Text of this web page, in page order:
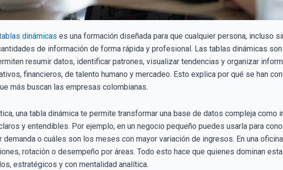
dinámicas es una formación diseñada para que cualquier persona, incluso
de información de forma rápida y profesional. Las tablas dinámicas
resumir datos, identificar patrones, visualizar tendencias y organizar
financieros, de talento humano y mercadeo. Esto explica por qué se han
más buscan las empresas colombianas.
una tabla dinámica te permite transformar una base de datos compleja
y entendibles. Por ejemplo, en un negocio pequeño puedes usarla para
demanda o cuáles son los meses con mayor variación de ingresos. En una
rotación o desempeño por áreas. Todo esto hace que quienes dominan
estratégicos y con mentalidad analítica.